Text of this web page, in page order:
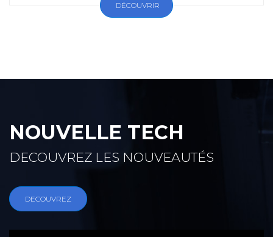
DÉCOUVRIR
NOUVELLE TECH
DECOUVREZ LES NOUVEAUTÉS
DECOUVREZ